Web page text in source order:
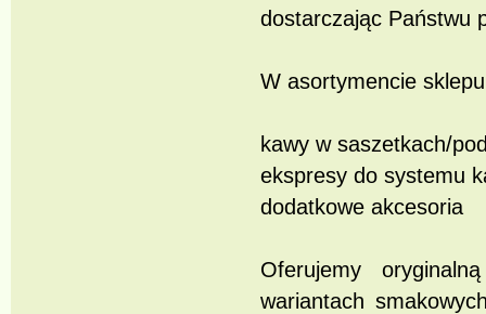
dostarczając Państwu
W asortymencie
kawy w saszetkach/
ekspresy do systemu
dodatkowe akcesoria
Oferujemy
wariantach